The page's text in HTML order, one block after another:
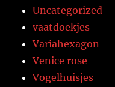
Uncategorized
vaatdoekjes
Variahexagon
Venice rose
Vogelhuisjes